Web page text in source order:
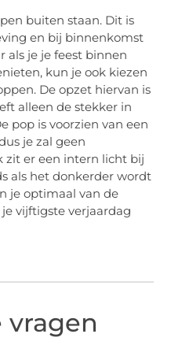
buiten staan. Dit is
en bij binnenkomst
als je je feest binnen
kun je ook kiezen
De opzet hiervan is
alleen de stekker in
pop is voorzien van een
je zal geen
zit er een intern licht bij
als het donkerder wordt
je optimaal van de
vijftigste verjaardag
vragen